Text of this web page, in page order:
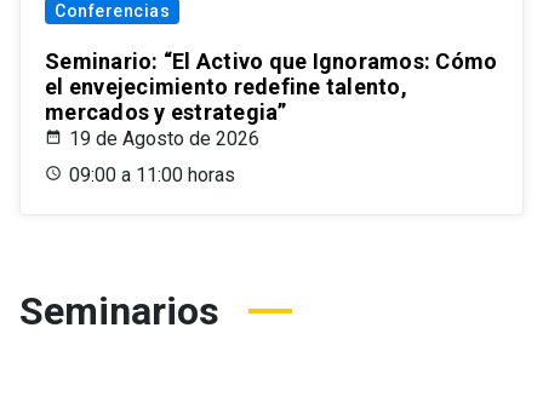
Conferencias
Seminario: “El Activo que Ignoramos: Cómo
el envejecimiento redefine talento,
mercados y estrategia”
19 de Agosto de 2026
09:00 a 11:00 horas
Seminarios